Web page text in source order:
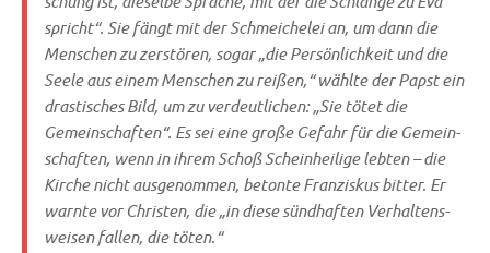
spricht“. Sie fängt mit der Schmei­che­lei an, um dann die
Men­schen zu zer­stö­ren, sogar „die Per­sön­lich­keit und die
See­le aus einem Men­schen zu rei­ßen,“ wähl­te der Papst ein
dra­sti­sches Bild, um zu ver­deut­li­chen: „Sie tötet die
Gemein­schaf­ten“. Es sei eine gro­ße Gefahr für die Gemein­
schaf­ten, wenn in ihrem Schoß Schein­hei­li­ge leb­ten – die
Kir­che nicht aus­ge­nom­men, beton­te Fran­zis­kus bit­ter. Er
warn­te vor Chri­sten, die „in die­se sünd­haf­ten Ver­hal­tens­
wei­sen fal­len, die töten.“